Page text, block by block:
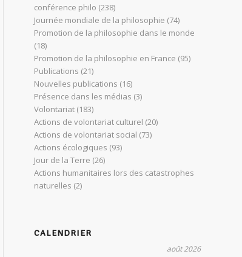
conférence philo (238)
Journée mondiale de la philosophie (74)
Promotion de la philosophie dans le monde
(18)
Promotion de la philosophie en France (95)
Publications (21)
Nouvelles publications (16)
Présence dans les médias (3)
Volontariat (183)
Actions de volontariat culturel (20)
Actions de volontariat social (73)
Actions écologiques (93)
Jour de la Terre (26)
Actions humanitaires lors des catastrophes
naturelles (2)
CALENDRIER
août 2026